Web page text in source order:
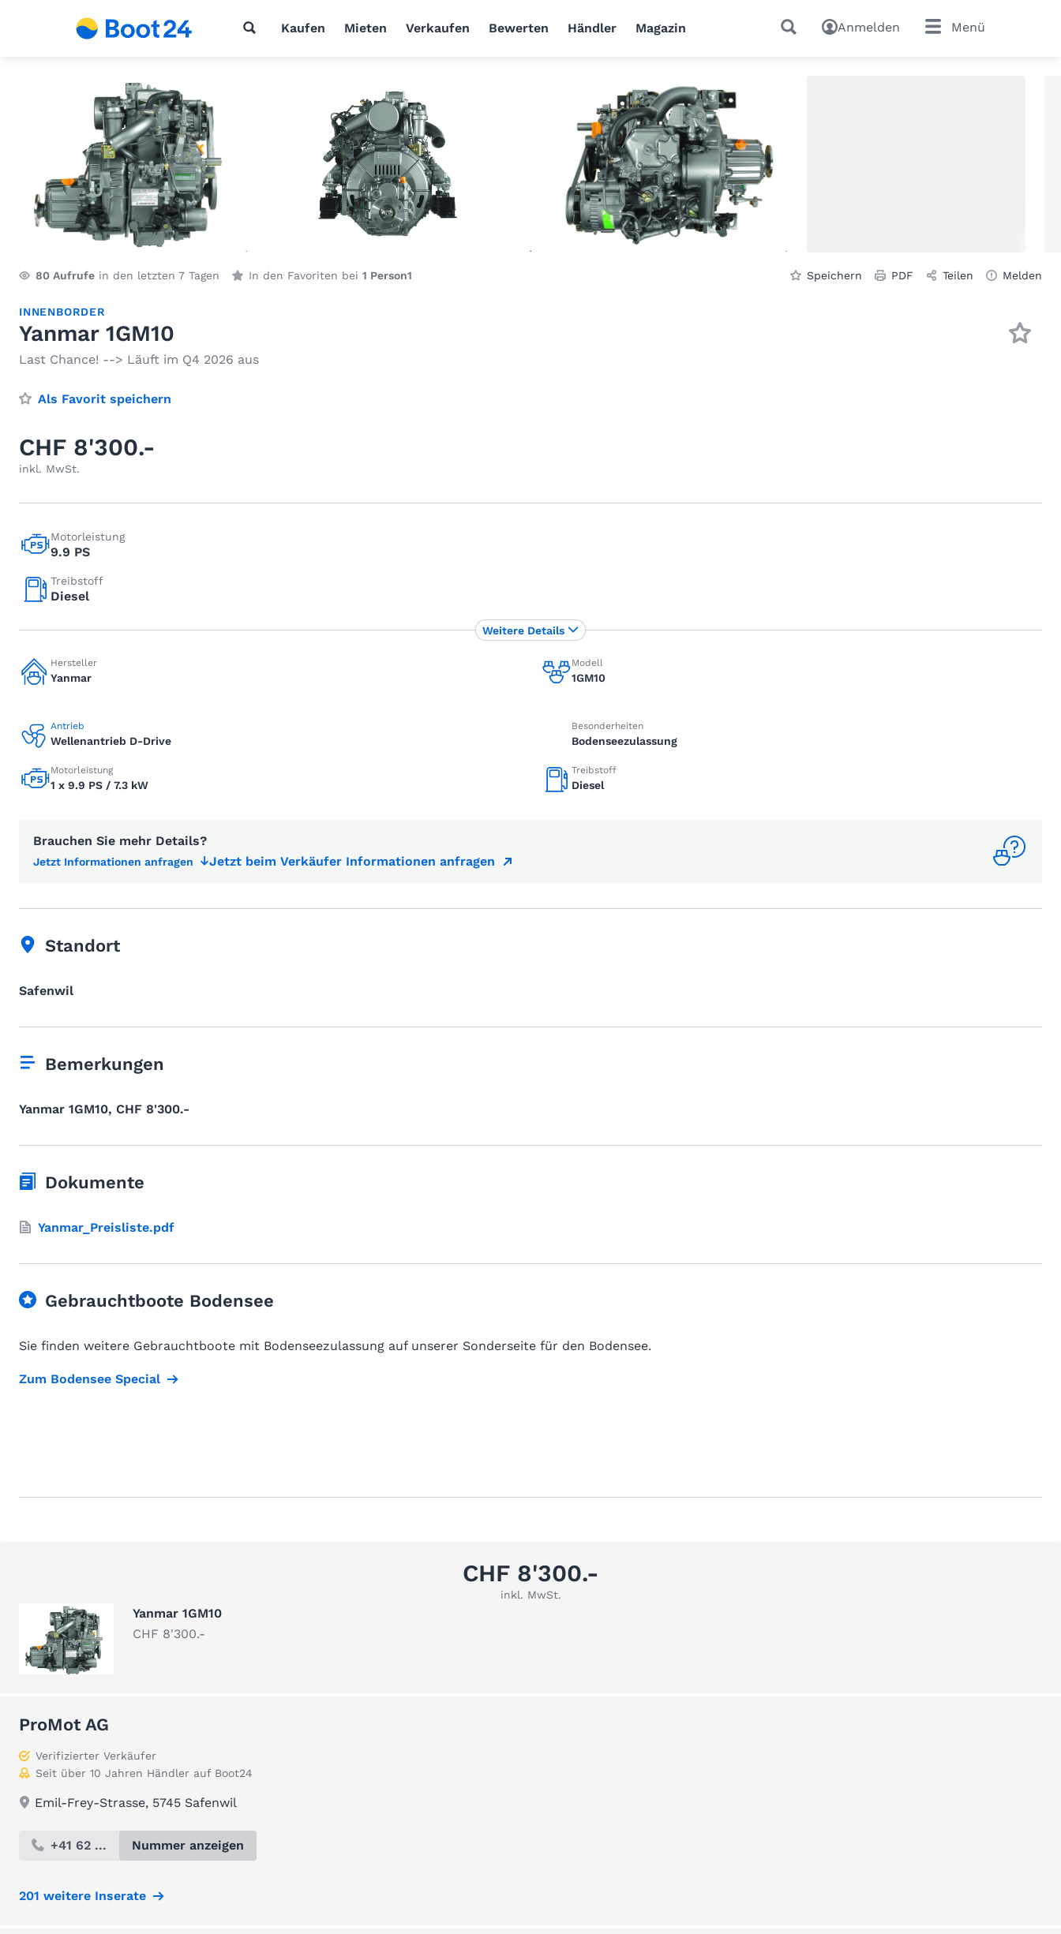
Kaufen Mieten Verkaufen Bewerten Händler Magazin Anmelden Menü
80 Aufrufe in den letzten 7 Tagen In den Favoriten bei 1 Person1 Speichern PDF Teilen Melden
INNENBORDER
Yanmar 1GM10
Last Chance! --> Läuft im Q4 2026 aus
Als Favorit speichern
CHF 8'300.-
inkl. MwSt.
Motorleistung
9.9 PS
Treibstoff
Diesel
Hersteller
Yanmar
Modell
1GM10
Antrieb
Wellenantrieb D-Drive
Besonderheiten
Bodenseezulassung
Motorleistung
1 x 9.9 PS / 7.3 kW
Treibstoff
Diesel
Brauchen Sie mehr Details?
Jetzt Informationen anfragen Jetzt beim Verkäufer Informationen anfragen
Weitere Details
Standort
Safenwil
Bemerkungen
Yanmar 1GM10, CHF 8'300.-
Dokumente
Yanmar_Preisliste.pdf
Gebrauchtboote Bodensee
Sie finden weitere Gebrauchtboote mit Bodenseezulassung auf unserer Sonderseite für den Bodensee.
Zum Bodensee Special
CHF 8'300.-
inkl. MwSt.
Yanmar 1GM10
CHF 8'300.-
ProMot AG
Verifizierter Verkäufer
Seit über 10 Jahren Händler auf Boot24
Emil-Frey-Strasse, 5745 Safenwil
+41 62 ... Nummer anzeigen
201 weitere Inserate